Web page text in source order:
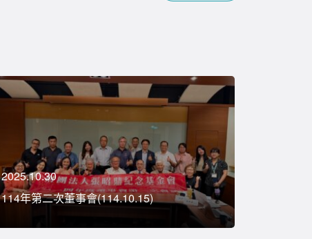
2025.10.30
114年第二次董事會(114.10.15)